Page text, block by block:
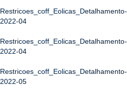
Restricoes_coff_Eolicas_Detalhamento-
2022-04
Restricoes_coff_Eolicas_Detalhamento-
2022-04
Restricoes_coff_Eolicas_Detalhamento-
2022-05